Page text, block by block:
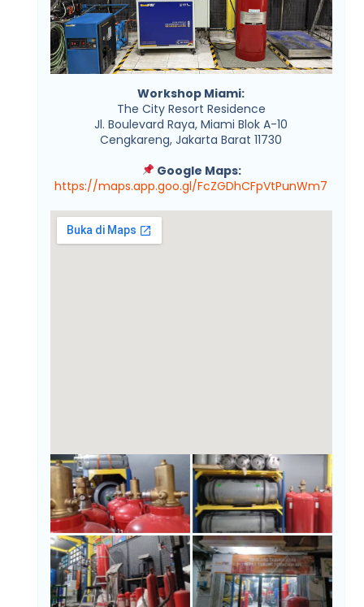
Workshop Miami:
The City Resort Residence
Jl. Boulevard Raya, Miami Blok A-10
Cengkareng, Jakarta Barat 11730
Google Maps:
https://maps.app.goo.gl/FcZGDhCFpVtPunWm7